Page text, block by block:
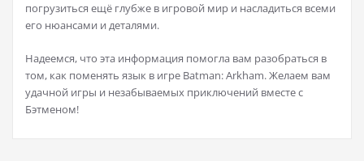
погрузиться ещё глубже в игровой мир и насладиться всеми
его нюансами и деталями.
Надеемся, что эта информация помогла вам разобраться в
том, как поменять язык в игре Batman: Arkham. Желаем вам
удачной игры и незабываемых приключений вместе с
Бэтменом!